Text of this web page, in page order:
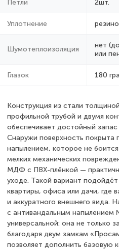
Петли 2шт.
Уплотнение
Шумотеплоизоляция
нет
или
Глазок 180
Конструкция из стали
профильной трубой и двумя
обеспечивает достойный
Снаружи поверхность
напылением, которое не боится
мелких механических
МДФ с ПВХ-плёнкой —
уходе. Такой вариант
квартиры, офиса или дачи, где
и аккуратного внешнего вида.
с антивандальным напылением
универсальной: она не только
благодаря двум замкам
позволяет дополнить базовую